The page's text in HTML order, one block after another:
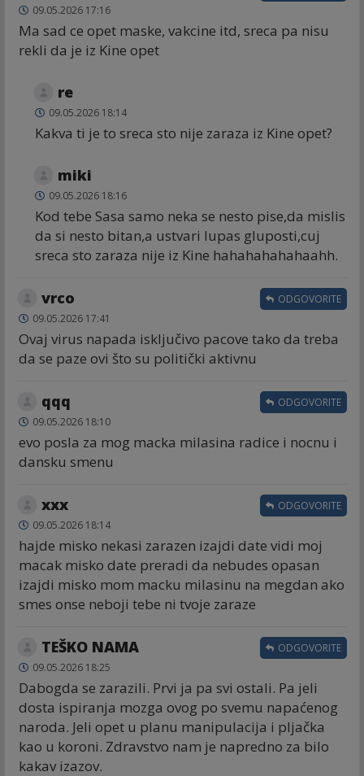
09.05.2026 17:16
Ma sad ce opet maske, vakcine itd, sreca pa nisu
rekli da je iz Kine opet
re
09.05.2026 18:14
Kakva ti je to sreca sto nije zaraza iz Kine opet?
miki
09.05.2026 18:16
Kod tebe Sasa samo neka se nesto pise,da mislis
da si nesto bitan,a ustvari lupas gluposti,cuj
sreca sto zaraza nije iz Kine hahahahahahaahh.
vrco
09.05.2026 17:41
Ovaj virus napada isključivo pacove tako da treba
da se paze ovi što su politički aktivnu
ODGOVORITE
qqq
09.05.2026 18:10
evo posla za mog macka milasina radice i nocnu i
dansku smenu
ODGOVORITE
xxx
09.05.2026 18:14
hajde misko nekasi zarazen izajdi date vidi moj
macak misko date preradi da nebudes opasan
izajdi misko mom macku milasinu na megdan ako
smes onse neboji tebe ni tvoje zaraze
ODGOVORITE
TEŠKO NAMA
09.05.2026 18:25
Dabogda se zarazili. Prvi ja pa svi ostali. Pa jeli
dosta ispiranja mozga ovog po svemu napaćenog
naroda. Jeli opet u planu manipulacija i pljačka
kao u koroni. Zdravstvo nam je napredno za bilo
kakav izazov.
ODGOVORITE